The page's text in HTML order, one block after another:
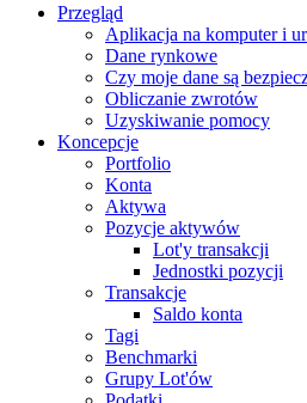
Przegląd
Aplikacja na komputer i
Dane rynkowe
Czy moje dane są
Obliczanie zwrotów
Uzyskiwanie pomocy
Koncepcje
Portfolio
Konta
Aktywa
Pozycje aktywów
Lot'y transakcji
Jednostki pozycji
Transakcje
Saldo konta
Tagi
Benchmarki
Grupy Lot'ów